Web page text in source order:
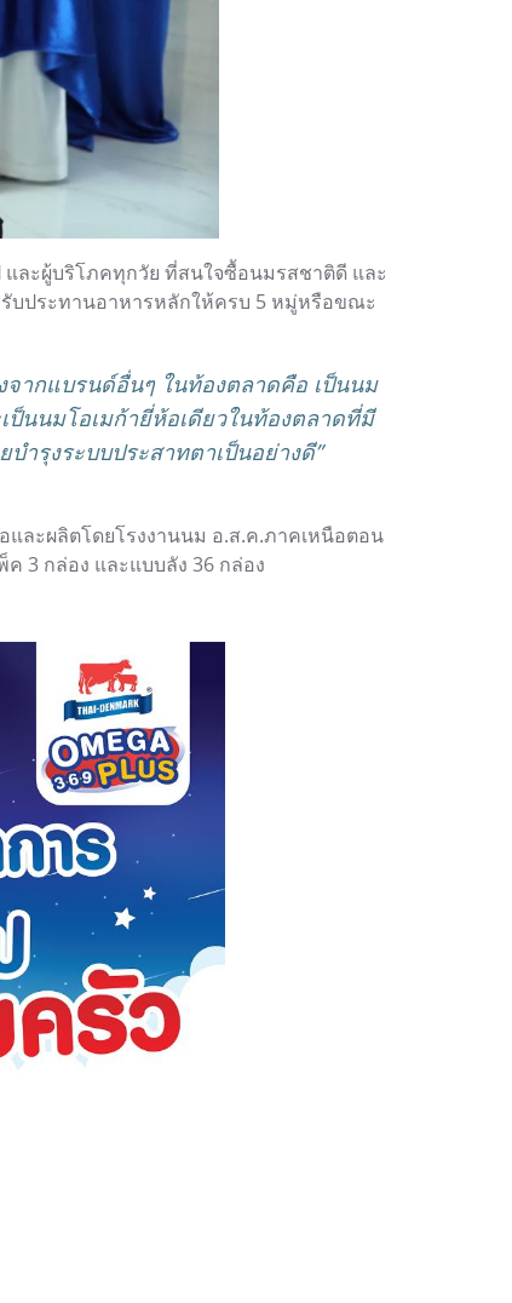
ละผู้บริโภคทุกวัย ที่สนใจซื้อนมรสชาติดี และ
บประทานอาหารหลักให้ครบ 5 หมู่หรือขณะ
ากแบรนด์อื่นๆ ในท้องตลาดคือ เป็นนม
เป็นนมโอเมก้ายี่ห้อเดียวในท้องตลาดที่มี
รุงระบบประสาทตาเป็นอย่างดี”
ละผลิตโดยโรงงานนม อ.ส.ค.ภาคเหนือตอน
ค 3 กล่อง และแบบลัง 36 กล่อง